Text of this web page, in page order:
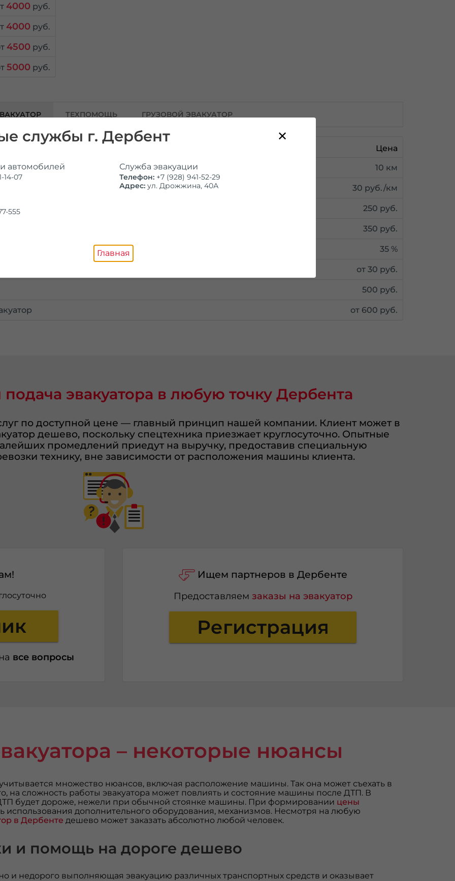
4000руб.
4000руб.
4500руб.
5000руб.
ТЕХПОМОЩЬ ГРУЗОВОЙ ЭВАКУАТОР
Цена
10 км
30 руб./км
250 руб.
350 руб.
35 %
от 30 руб.
500 руб.
от 600 руб.
подача эвакуатора в любую точку Дербента
по доступной цене — главный принцип нашей компании. Клиент может в
дешево, поскольку спецтехника приезжает круглосуточно. Опытные
промедлений приедут на выручку, предоставив специальную
технику, вне зависимости от расположения машины клиента.
все вопросы
Ищем партнеров в Дербенте
Предоставляем заказы на эвакуатор
Регистрация
– некоторые нюансы
множество нюансов, включая расположение машины. Так она может съехать в
на сложность работы эвакуатора может повлиять и состояние машины после ДТП. В
ДТП будет дороже, нежели при обычной стоянке машины. При формировании цены
использования дополнительного оборудования, механизмов. Несмотря на любую
в Дербенте дешево может заказать абсолютно любой человек.
и помощь на дороге дешево
и недорого выполняющая эвакуацию различных транспортных средств и оказывает
службы г. Дербент
автомобилей
14-07
Служба эвакуации
Телефон: +7 (928) 941-52-29
Адрес: ул. Дрожжина, 40А
555
Главная